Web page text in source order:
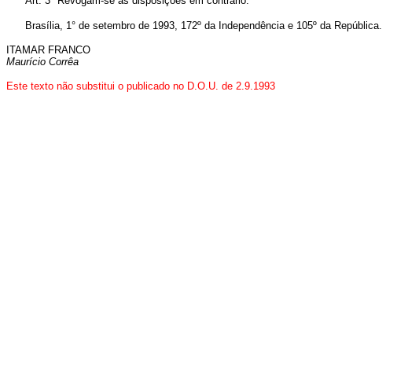
Brasília, 1° de setembro de 1993, 172º da Independência e 105º da República.
ITAMAR FRANCO
Maurício Corrêa
Este texto não substitui o publicado no D.O.U. de 2.9.1993